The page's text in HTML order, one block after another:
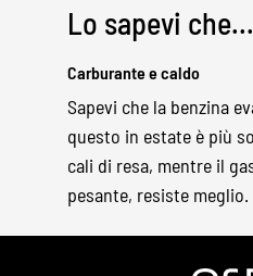
Lo sapevi che...
Carburante e caldo
Sapevi che la benzina
questo in estate è più
cali di resa, mentre il
pesante, resiste meglio.